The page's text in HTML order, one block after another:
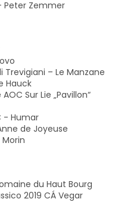
Peter Zemmer
Trevigiani – Le Manzane
Hauck
Sur Lie „Pavillon“
- Humar
de Joyeuse
du Haut Bourg
2019 CÁ Vegar